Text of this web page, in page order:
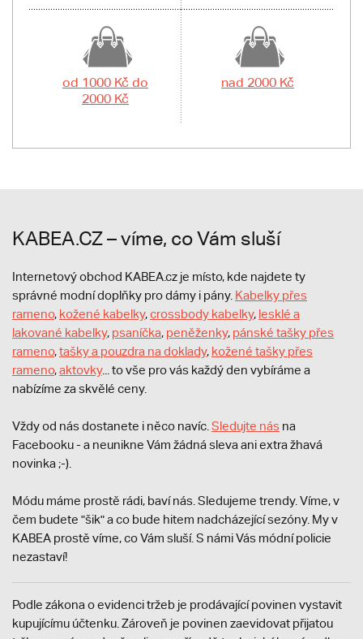
od 1000 Kč do
2000 Kč
nad 2000 Kč
KABEA.CZ – víme, co Vám sluší
Internetový obchod KABEA.cz je místo, kde najdete ty
správné modní doplňky pro dámy i pány. Kabelky přes
rameno, kožené kabelky,crossbody kabelky, lesklé a
lakované kabelky, psaníčka, peněženky, pánské tašky přes
rameno,tašky a pouzdra na doklady, kožené tašky přes
rameno,aktovky... to vše pro vás každý den vybíráme a
nabízíme za skvělé ceny.
Vždy od nás dostanete i něco navíc. Sledujte nás na
Facebooku - a neunikne Vám žádná sleva ani extra žhavá
novinka ;-).
Módu máme prostě rádi, baví nás. Sledujeme trendy. Víme, v
čem budete "šik" a co bude hitem nadcházející sezóny. My v
KABEA prostě víme, co Vám sluší. S námi Vás módní policie
nezastaví!
Podle zákona o evidenci tržeb je prodávající povinen vystavit
kupujícímu účtenku. Zároveň je povinen zaevidovat přijatou